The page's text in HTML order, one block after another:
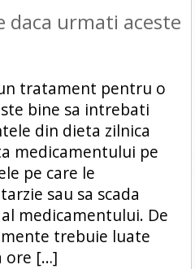
urmati aceste
tratament pentru o
bine sa intrebati
din dieta zilnica
medicamentului pe
pe care le
sau sa scada
medicamentului. De
trebuie luate
ore […]